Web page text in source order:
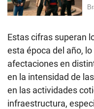
Estas cifras superan
esta época del año,
afectaciones en
en la intensidad de
en las actividades
infraestructura,